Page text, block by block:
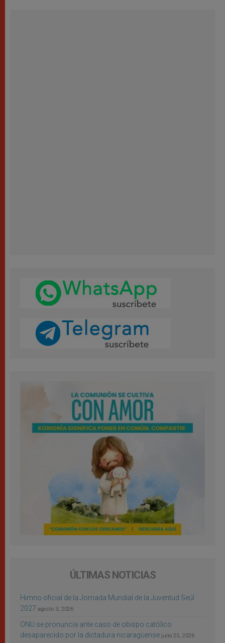
ÚLTIMAS NOTICIAS
Himno oficial de la Jornada Mundial de la Juventud Seúl
2027 agosto 3, 2026
ONU se pronuncia ante caso de obispo católico
desaparecido por la dictadura nicaragüense julio 25, 2026